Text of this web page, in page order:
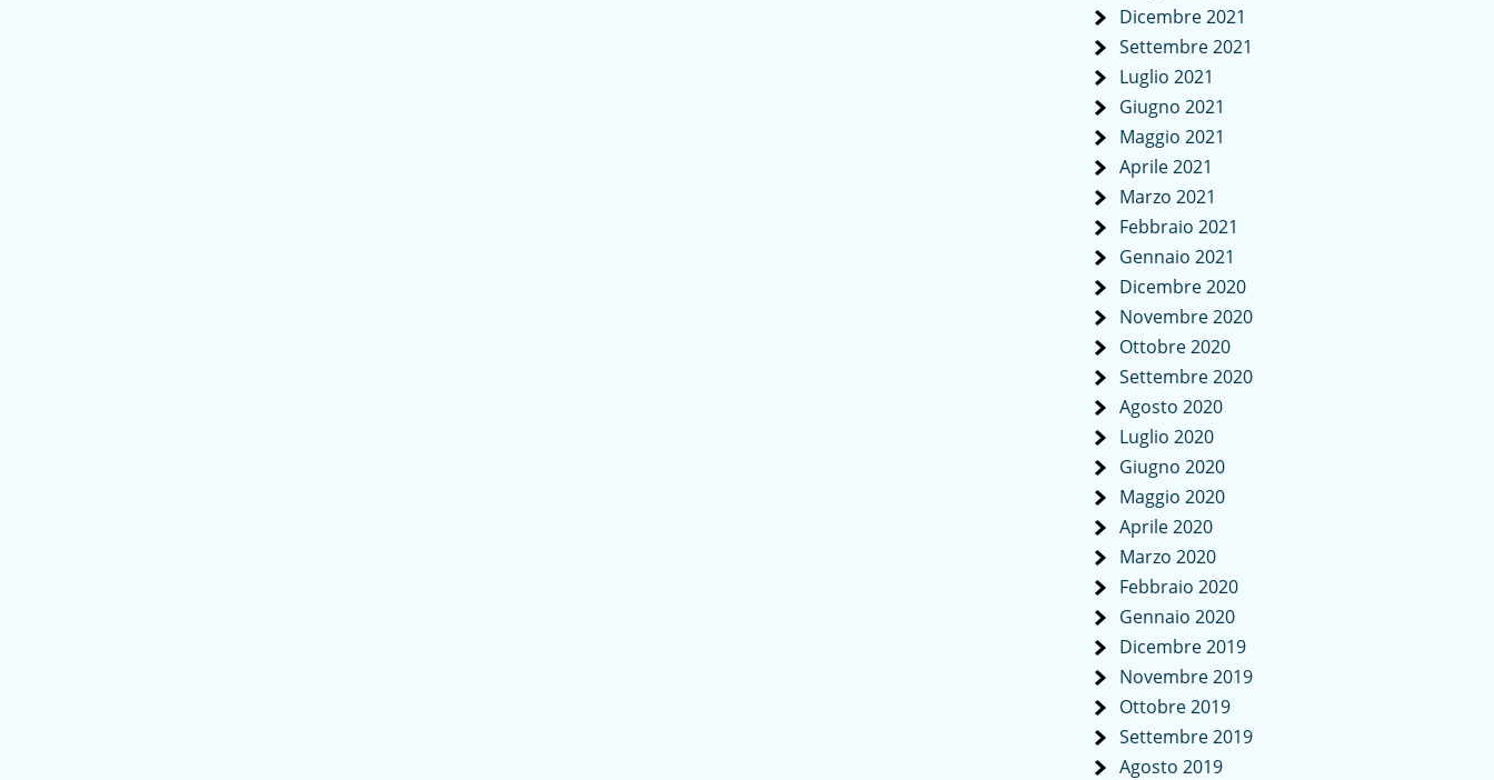
Dicembre 2021
Settembre 2021
Luglio 2021
Giugno 2021
Maggio 2021
Aprile 2021
Marzo 2021
Febbraio 2021
Gennaio 2021
Dicembre 2020
Novembre 2020
Ottobre 2020
Settembre 2020
Agosto 2020
Luglio 2020
Giugno 2020
Maggio 2020
Aprile 2020
Marzo 2020
Febbraio 2020
Gennaio 2020
Dicembre 2019
Novembre 2019
Ottobre 2019
Settembre 2019
Agosto 2019